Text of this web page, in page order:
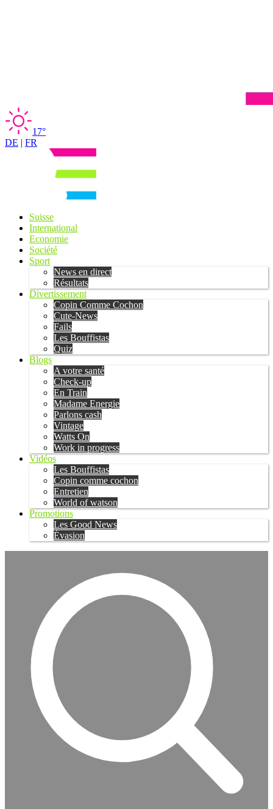
17°
DE | FR
Suisse
International
Economie
Société
Sport
News en direct
Résultats
Divertissement
Copin Comme Cochon
Cute-News
Fails
Les Bouffistas
Quiz
Blogs
A votre santé
Check-up
En Train
Madame Energie
Parlons cash
Vintage
Watts On
Work in progress
Vidéos
Les Bouffistas
Copin comme cochon
Entretien
World of watson
Promotions
Les Good News
Évasion